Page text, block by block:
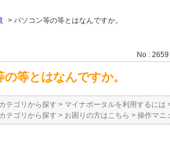
> パソコン等の等とはなんですか。
No : 2659
等とはなんですか。
カテゴリから探す > マイナポータルを利用するには
カテゴリから探す > お困りの方はこちら > 操作マニ